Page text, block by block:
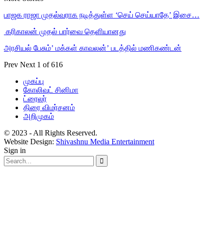
பாஜக ராஜா முதல்வராக நடித்துள்ள ‘செய் செய்யாதே’ இசை…
‎ கரிகாலன் முதல் பார்வை தெளியானது
அரசியல் பேசும்’ மக்கள் காவலன்’ படத்தில் மணிகண்டன்
Prev Next 1 of 616
முகப்பு
கோலிவுட் சினிமா
ட்ரைலர்
திரை விமர்சனம்
அறிமுகம்
© 2023 - All Rights Reserved.
Website Design: Shivashnu Media Entertainment
Sign in